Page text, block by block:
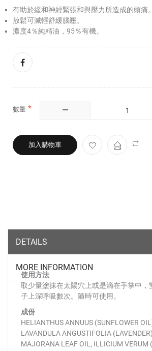
有助於緩和神經緊張和與壓力所造成的頭痛。
放鬆可減輕舒緩腦壓。
濃度4％純精油，95％有機。
數量
加入購物車
DETAILS
使用方法
取少量塗抹在太陽穴上或是滴在手掌中，
子上深呼吸數次。隨時可使用。
成份
HELIANTHUS ANNUUS (SUNFLOWER
LAVANDULA ANGUSTIFOLIA
MAJORANA LEAF OIL, ILLICIUM VERUM
MORE INFORMATION